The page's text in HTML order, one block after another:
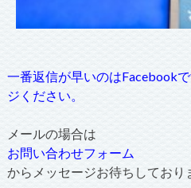
一番返信が早いのはFacebook
ジください。
メールの場合は
お問い合わせフォーム
からメッセージお待ちしており